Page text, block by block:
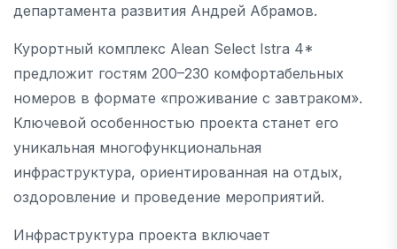
департамента развития Андрей Абрамов.
Курортный комплекс Alean Select Istra 4*
предложит гостям 200–230 комфортабельных
номеров в формате «проживание с завтраком».
Ключевой особенностью проекта станет его
уникальная многофункциональная
инфраструктура, ориентированная на отдых,
оздоровление и проведение мероприятий.
Инфраструктура проекта включает